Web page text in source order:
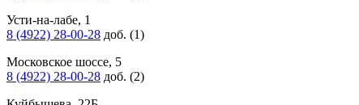
Усти-на-лабе, 1
8 (4922) 28-00-28 доб. (1)
Московское шоссе, 5
8 (4922) 28-00-28 доб. (2)